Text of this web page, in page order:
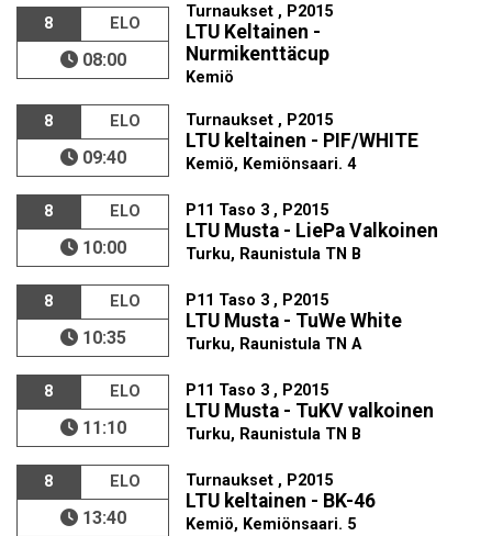
8 ELO
08:00
Turnaukset , P2015
LTU Keltainen -
Nurmikenttäcup
Kemiö
8 ELO
09:40
Turnaukset , P2015
LTU keltainen - PIF/WHITE
Kemiö, Kemiönsaari. 4
8 ELO
10:00
P11 Taso 3 , P2015
LTU Musta - LiePa Valkoinen
Turku, Raunistula TN B
8 ELO
10:35
P11 Taso 3 , P2015
LTU Musta - TuWe White
Turku, Raunistula TN A
8 ELO
11:10
P11 Taso 3 , P2015
LTU Musta - TuKV valkoinen
Turku, Raunistula TN B
8 ELO
13:40
Turnaukset , P2015
LTU keltainen - BK-46
Kemiö, Kemiönsaari. 5